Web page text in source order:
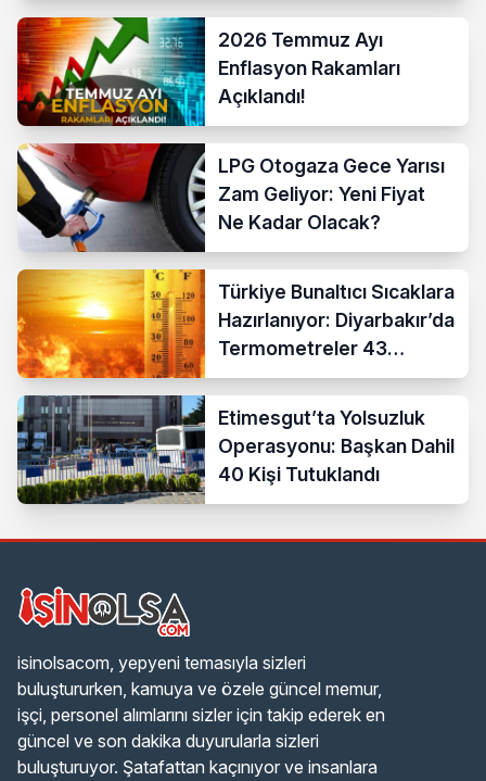
2026 Temmuz Ayı
Enflasyon Rakamları
Açıklandı!
LPG Otogaza Gece Yarısı
Zam Geliyor: Yeni Fiyat
Ne Kadar Olacak?
Türkiye Bunaltıcı Sıcaklara
Hazırlanıyor: Diyarbakır’da
Termometreler 43
Dereceyi Gösterecek
Etimesgut’ta Yolsuzluk
Operasyonu: Başkan Dahil
40 Kişi Tutuklandı
isinolsacom, yepyeni temasıyla sizleri
buluştururken, kamuya ve özele güncel memur,
işçi, personel alımlarını sizler için takip ederek en
güncel ve son dakika duyurularla sizleri
buluşturuyor. Şatafattan kaçınıyor ve insanlara